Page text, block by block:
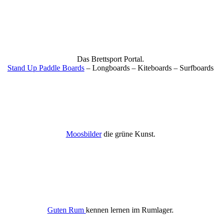
Das Brettsport Portal.
Stand Up Paddle Boards – Longboards – Kiteboards – Surfboards
Moosbilderdie grüne Kunst.
Guten Rum kennen lernen im Rumlager.